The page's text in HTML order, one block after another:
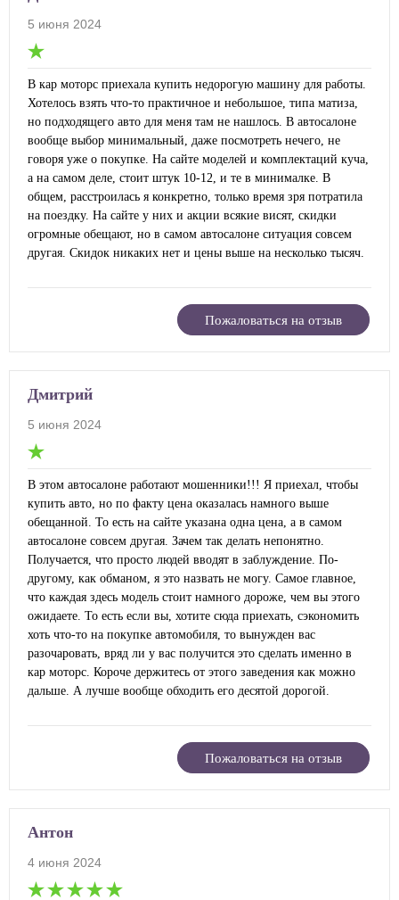
5 июня 2024
В кар моторс приехала купить недорогую машину для работы.
Хотелось взять что-то практичное и небольшое, типа матиза,
но подходящего авто для меня там не нашлось. В автосалоне
вообще выбор минимальный, даже посмотреть нечего, не
говоря уже о покупке. На сайте моделей и комплектаций куча,
а на самом деле, стоит штук 10-12, и те в минималке. В
общем, расстроилась я конкретно, только время зря потратила
на поездку. На сайте у них и акции всякие висят, скидки
огромные обещают, но в самом автосалоне ситуация совсем
другая. Скидок никаких нет и цены выше на несколько тысяч.
Пожаловаться на отзыв
Дмитрий
5 июня 2024
В этом автосалоне работают мошенники!!! Я приехал, чтобы
купить авто, но по факту цена оказалась намного выше
обещанной. То есть на сайте указана одна цена, а в самом
автосалоне совсем другая. Зачем так делать непонятно.
Получается, что просто людей вводят в заблуждение. По-
другому, как обманом, я это назвать не могу. Самое главное,
что каждая здесь модель стоит намного дороже, чем вы этого
ожидаете. То есть если вы, хотите сюда приехать, сэкономить
хоть что-то на покупке автомобиля, то вынужден вас
разочаровать, вряд ли у вас получится это сделать именно в
кар моторс. Короче держитесь от этого заведения как можно
дальше. А лучше вообще обходить его десятой дорогой.
Пожаловаться на отзыв
Антон
4 июня 2024